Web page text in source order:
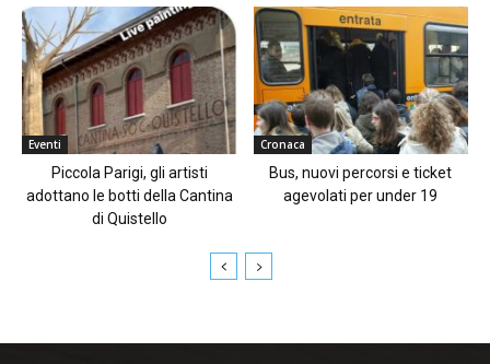
Eventi
Piccola Parigi, gli artisti
adottano le botti della Cantina
di Quistello
Cronaca
Bus, nuovi percorsi e ticket
agevolati per under 19